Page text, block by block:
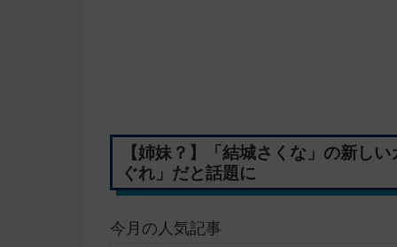
【姉妹？】「結城さくな」の新し
ぐれ」だと話題に
今月の人気記事